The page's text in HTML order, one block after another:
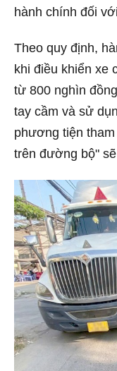
hành chính đối
Theo quy định,
khi điều khiển xe
từ 800 nghìn
tay cầm và sử
phương tiện
trên đường bộ"